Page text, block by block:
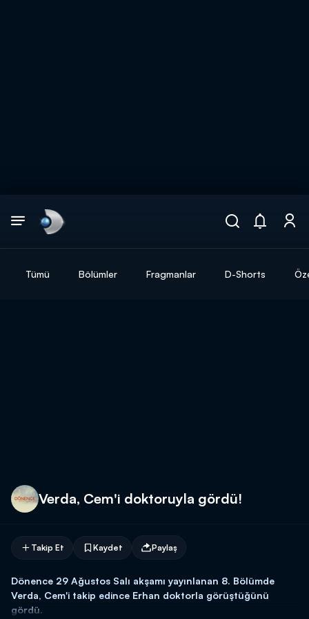
Tümü Bölümler Fragmanlar D-Shorts
Verda, Cem'i doktoruyla gördü!
Takip Et Kaydet Paylaş
Dönence 29 Ağustos Salı akşamı yayınlanan 8. Bölümde
Verda, Cem'i takip edince Erhan doktorla görüştüğünü
gördü.